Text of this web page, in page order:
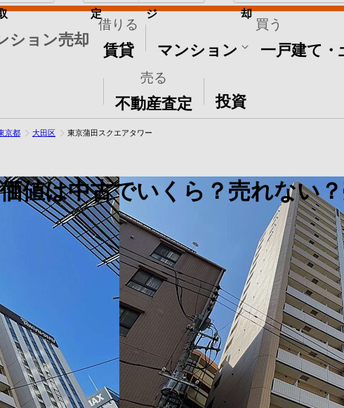
ション売却
借りる
賃貸
買う
マンション 一戸建て・
売る
不動産査定
その他
投資
定 ジ 却
京都 大田区 東京蒲田スクエアタワー
値は中古でいくら？売れない